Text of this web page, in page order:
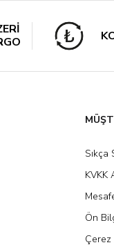
KVKK
Ön
Çerez